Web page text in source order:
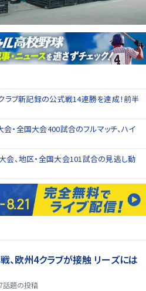
クラブ新記録の公式戦14連勝を達成！前半
・全国大会400試合のフルマッチ、ハイ
、地区・全国大会101試合の見逃し動
、欧州4クラブが接触 リーズには
話題の投稿